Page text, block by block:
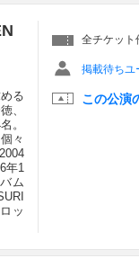
る
、
。
々
年1
ム
ッ
全チケット
掲載待ちユ
この公演